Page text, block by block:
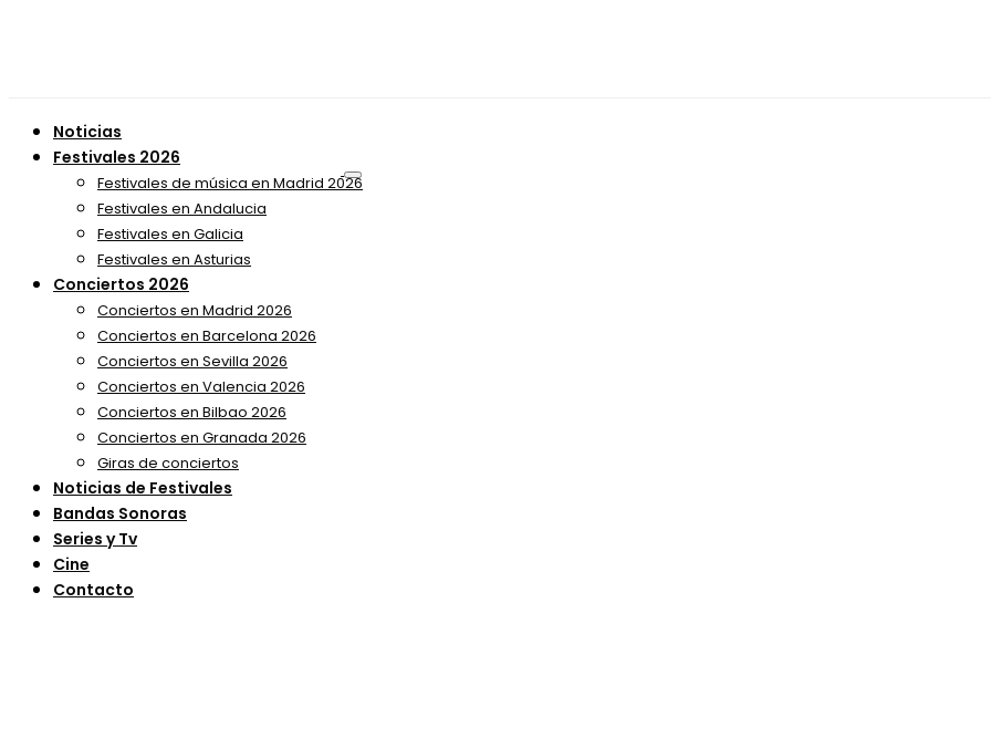
Noticias
Festivales 2026
Festivales de música en Madrid 2026
Festivales en Andalucia
Festivales en Galicia
Festivales en Asturias
Conciertos 2026
Conciertos en Madrid 2026
Conciertos en Barcelona 2026
Conciertos en Sevilla 2026
Conciertos en Valencia 2026
Conciertos en Bilbao 2026
Conciertos en Granada 2026
Giras de conciertos
Noticias de Festivales
Bandas Sonoras
Series y Tv
Cine
Contacto